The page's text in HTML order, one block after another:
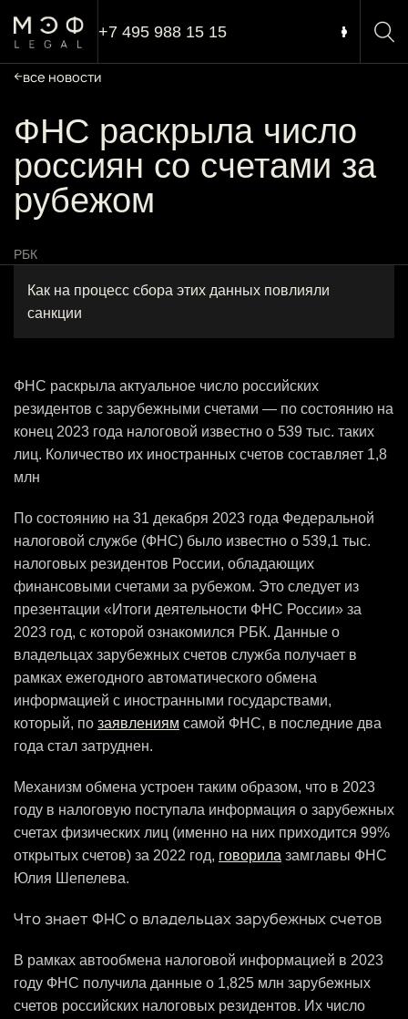
+7 495 988 15 15
все новости
ФНС раскрыла число
россиян со счетами за
рубежом
РБК
Как на процесс сбора этих данных повлияли
санкции
ФНС раскрыла актуальное число российских
резидентов с зарубежными счетами — по состоянию на
конец 2023 года налоговой известно о 539 тыс. таких
лиц. Количество их иностранных счетов составляет 1,8
млн
По состоянию на 31 декабря 2023 года Федеральной
налоговой службе (ФНС) было известно о 539,1 тыс.
налоговых резидентов России, обладающих
финансовыми счетами за рубежом. Это следует из
презентации «Итоги деятельности ФНС России» за
2023 год, с которой ознакомился РБК. Данные о
владельцах зарубежных счетов служба получает в
рамках ежегодного автоматического обмена
информацией с иностранными государствами,
который, по заявлениям самой ФНС, в последние два
года стал затруднен.
Механизм обмена устроен таким образом, что в 2023
году в налоговую поступала информация о зарубежных
счетах физических лиц (именно на них приходится 99%
открытых счетов) за 2022 год, говорила замглавы ФНС
Юлия Шепелева.
Что знает ФНС о владельцах зарубежных счетов
В рамках автообмена налоговой информацией в 2023
году ФНС получила данные о 1,825 млн зарубежных
счетов российских налоговых резидентов. Их число